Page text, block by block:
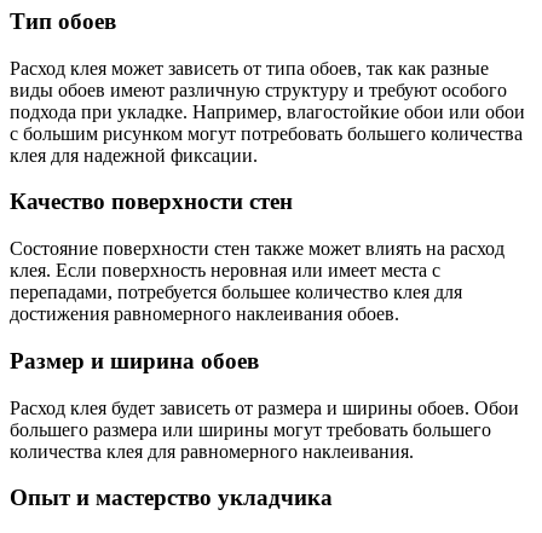
Тип обоев
Расход клея может зависеть от типа обоев, так как разные
виды обоев имеют различную структуру и требуют особого
подхода при укладке. Например, влагостойкие обои или обои
с большим рисунком могут потребовать большего количества
клея для надежной фиксации.
Качество поверхности стен
Состояние поверхности стен также может влиять на расход
клея. Если поверхность неровная или имеет места с
перепадами, потребуется большее количество клея для
достижения равномерного наклеивания обоев.
Размер и ширина обоев
Расход клея будет зависеть от размера и ширины обоев. Обои
большего размера или ширины могут требовать большего
количества клея для равномерного наклеивания.
Опыт и мастерство укладчика